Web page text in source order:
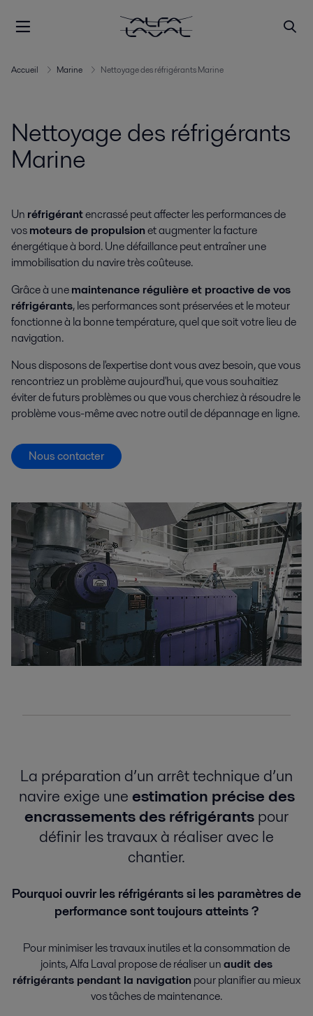
Accueil Marine Nettoyage des réfrigérants Marine
Nettoyage des réfrigérants
Marine
Un réfrigérantencrassé peut affecter les performances de
vosmoteurs de propulsionet augmenter la facture
énergétique à bord. Une défaillance peut entraîner une
immobilisation du navire très coûteuse.
Grâce à unemaintenance régulière et proactive de vos
réfrigérants, les performances sont préservées et le moteur
fonctionne à la bonne température, quel que soit votre lieu de
navigation.
Nous disposons de l'expertise dont vous avez besoin, que vous
rencontriez un problème aujourd'hui, que vous souhaitiez
éviter de futurs problèmes ou que vous cherchiez à résoudre le
problème vous-même avec notre outil de dépannage en ligne.
Nous contacter
La préparation d’un arrêt technique d’un
navire exige uneestimation précise des
encrassements des réfrigérantspour
définir les travaux à réaliser avec le
chantier.
Pourquoi ouvrir les réfrigérants si les paramètres de
performance sont toujours atteints ?
Pour minimiser les travaux inutiles et la consommation de
joints, Alfa Laval propose de réaliser unaudit des
réfrigérants pendant la navigation pour planifier au mieux
vos tâches de maintenance.